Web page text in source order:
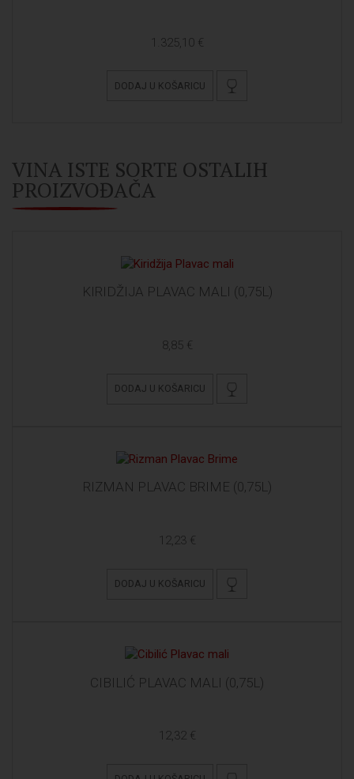
1.325,10 €
DODAJ U KOŠARICU
VINA ISTE SORTE OSTALIH
PROIZVOĐAČA
KIRIDŽIJA PLAVAC MALI (0,75L)
8,85 €
DODAJ U KOŠARICU
RIZMAN PLAVAC BRIME (0,75L)
12,23 €
DODAJ U KOŠARICU
CIBILIĆ PLAVAC MALI (0,75L)
12,32 €